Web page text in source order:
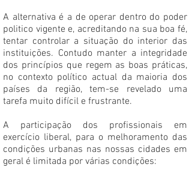
A alternativa é a de operar dentro do poder
politico vigente e, acreditando na sua boa fé,
tentar controlar a situação do interior das
instituições. Contudo manter a integridade
dos princípios que regem as boas práticas,
no contexto político actual da maioria dos
países da região, tem-se revelado uma
tarefa muito difícil e frustrante.
A participação dos profissionais em
exercício liberal, para o melhoramento das
condições urbanas nas nossas cidades em
geral é limitada por várias condições: